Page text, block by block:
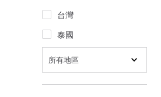
台灣
泰國
所有地區